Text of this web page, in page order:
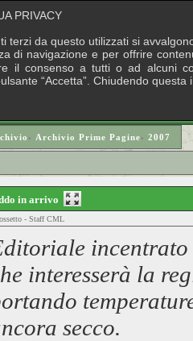
› Archivio Prime Pagine› 2007
in arrivo
- Staff CML
interesserà la
secco.
PRIVACY
terzi da questo utilizzati si
di navigazione e per offrire
il consenso a tutti o ad alcuni
“Accetta”. Chiudendo